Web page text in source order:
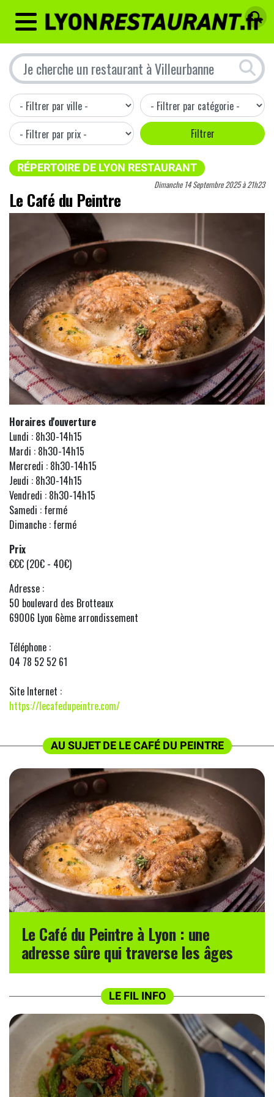
MENU
RÉPERTOIRE DE LYON RESTAURANT
Dimanche 14 Septembre 2025 à 21h23
Le Café du Peintre
Horaires d'ouverture
Lundi : 8h30-14h15
Mardi : 8h30-14h15
Mercredi : 8h30-14h15
Jeudi : 8h30-14h15
Vendredi : 8h30-14h15
Samedi : fermé
Dimanche : fermé
Prix
€€€ (20€ - 40€)
Adresse :
50 boulevard des Brotteaux
69006 Lyon 6ème arrondissement
Téléphone :
04 78 52 52 61
Site Internet :
https://lecafedupeintre.com/
AU SUJET DE LE CAFÉ DU PEINTRE
Le Café du Peintre à Lyon : une
adresse sûre qui traverse les âges
LE FIL INFO